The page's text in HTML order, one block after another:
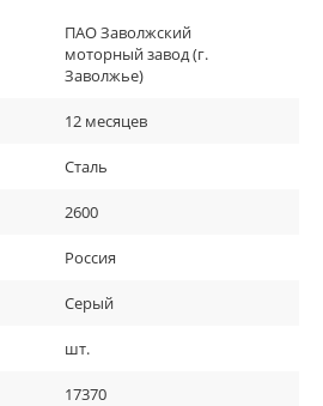
ПАО Заволжский
моторный завод (г.
Заволжье)
12 месяцев
Сталь
2600
Россия
Серый
шт.
17370